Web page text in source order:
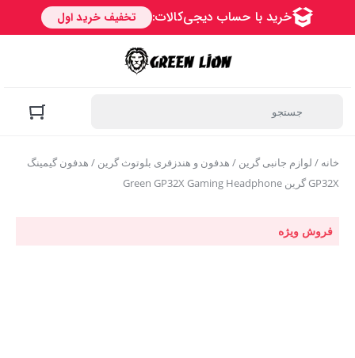
خانه / لوازم جانبی گرین / هدفون و هندزفری بلوتوث گرین / هدفون گیمینگ
GP32X گرین Green GP32X Gaming Headphone
فروش ویژه